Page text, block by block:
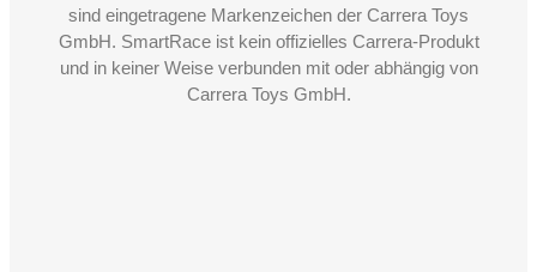
sind eingetragene Markenzeichen der Carrera Toys
GmbH. SmartRace ist kein offizielles Carrera-Produkt
und in keiner Weise verbunden mit oder abhängig von
Carrera Toys GmbH.